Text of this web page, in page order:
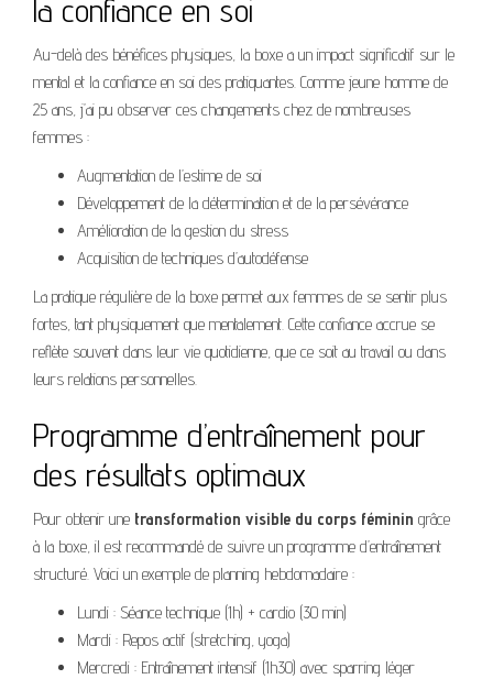
la confiance en soi
Au-delà des bénéfices physiques, la boxe a un impact significatif sur le
mental et la confiance en soi des pratiquantes. Comme jeune homme de
25 ans, j’ai pu observer ces changements chez de nombreuses
femmes :
Augmentation de l’estime de soi
Développement de la détermination et de la persévérance
Amélioration de la gestion du stress
Acquisition de techniques d’autodéfense
La pratique régulière de la boxe permet aux femmes de se sentir plus
fortes, tant physiquement que mentalement. Cette confiance accrue se
reflète souvent dans leur vie quotidienne, que ce soit au travail ou dans
leurs relations personnelles.
Programme d’entraînement pour
des résultats optimaux
Pour obtenir une transformation visible du corps féminin grâce
à la boxe, il est recommandé de suivre un programme d’entraînement
structuré. Voici un exemple de planning hebdomadaire :
Lundi : Séance technique (1h) + cardio (30 min)
Mardi : Repos actif (stretching, yoga)
Mercredi : Entraînement intensif (1h30) avec sparring léger